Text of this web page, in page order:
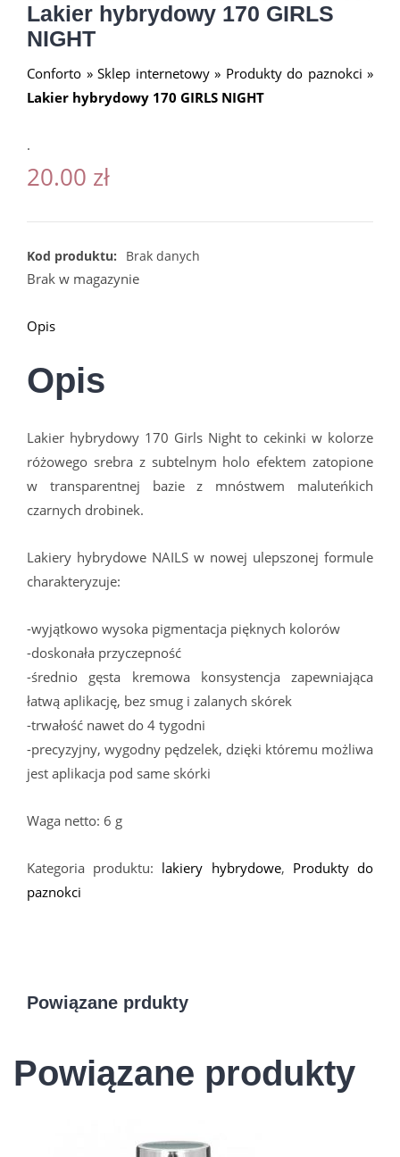
Lakier hybrydowy 170 GIRLS
NIGHT
Conforto » Sklep internetowy» Produkty do paznokci »
Lakier hybrydowy 170 GIRLS NIGHT
.
20.00 zł
Kod produktu: Brak danych
Brak w magazynie
Opis
Opis
Lakier hybrydowy 170 Girls Night to cekinki w kolorze
różowego srebra z subtelnym holo efektem zatopione
w transparentnej bazie z mnóstwem maluteńkich
czarnych drobinek.
Lakiery hybrydowe NAILS w nowej ulepszonej formule
charakteryzuje:
-wyjątkowo wysoka pigmentacja pięknych kolorów
-doskonała przyczepność
-średnio gęsta kremowa konsystencja zapewniająca
łatwą aplikację, bez smug i zalanych skórek
-trwałość nawet do 4 tygodni
-precyzyjny, wygodny pędzelek, dzięki któremu możliwa
jest aplikacja pod same skórki
Waga netto: 6 g
Kategoria produktu: lakiery hybrydowe, Produkty do
paznokci
Powiązane prdukty
Powiązane produkty